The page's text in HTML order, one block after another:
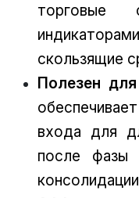
торговые
скользящие
Полезен
входа для
после фазы